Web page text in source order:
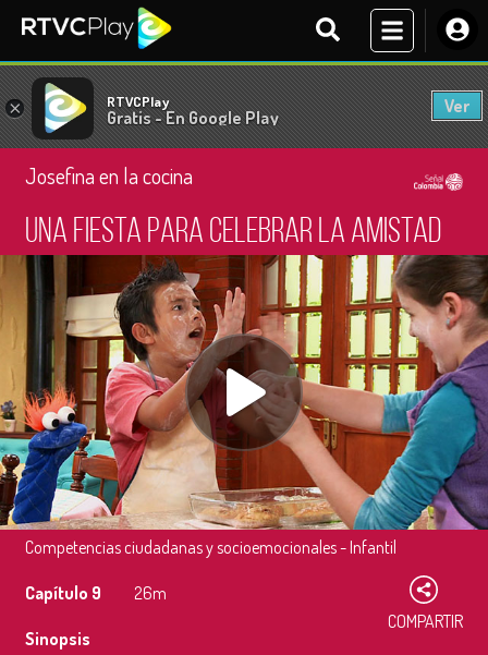
× RTVCPlay
Gratis - En Google Play
Ver
Josefina en la cocina
Una fiesta para celebrar la amistad
Competencias ciudadanas y socioemocionales - Infantil
Capítulo 9
26m
COMPARTIR
Sinopsis